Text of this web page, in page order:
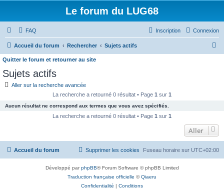
Le forum du LUG68
FAQ Connexion
Inscription
Accueil du forum Rechercher Sujets actifs
e
r
Quitter le forum et retourner au site
Sujets actifs
Aller sur la recherche avancée
La recherche a retourné 0 résultat • Page 1 sur 1
Aucun résultat ne correspond aux termes que vous avez spécifiés.
La recherche a retourné 0 résultat • Page 1 sur 1
Aller
Accueil du forum Fuseau horaire sur UTC+02:00
Supprimer les cookies
Développé parphpBB® Forum Software © phpBB Limited
Traduction française officielle ©Qiaeru
Confidentialité | Conditions